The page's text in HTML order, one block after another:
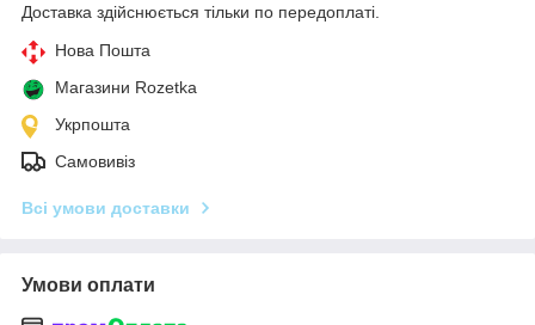
Доставка здійснюється тільки по передоплаті.
Нова Пошта
Магазини Rozetka
Укрпошта
Самовивіз
Всі умови доставки
Умови оплати